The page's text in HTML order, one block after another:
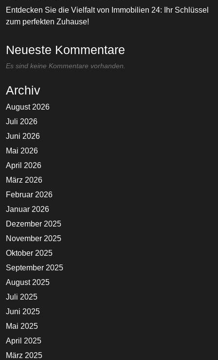
Entdecken Sie die Vielfalt von Immobilien 24: Ihr Schlüssel
zum perfekten Zuhause!
Neueste Kommentare
Es sind keine Kommentare vorhanden.
Archiv
August 2026
Juli 2026
Juni 2026
Mai 2026
April 2026
März 2026
Februar 2026
Januar 2026
Dezember 2025
November 2025
Oktober 2025
September 2025
August 2025
Juli 2025
Juni 2025
Mai 2025
April 2025
März 2025